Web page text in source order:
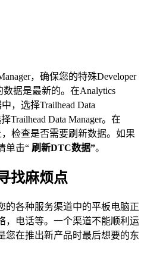
，确保您的特殊Developer
数据是最新的。在Analytics
，选择Trailhead Data
Trailhead Data Manager。在
，检查是否需要刷新数据。如果
单击“ 刷新DTC数据”。
找麻烦点
的各种服务渠道中的平板电脑正
，电话等。一个渠道不能顺利运
您在推出新产品时最后想要的东